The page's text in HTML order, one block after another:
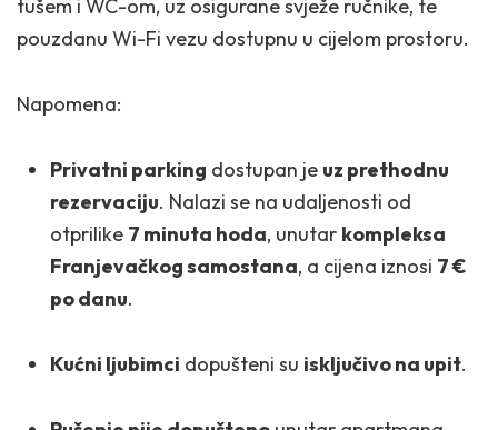
tušem i WC-om, uz osigurane svježe ručnike, te
pouzdanu Wi-Fi vezu dostupnu u cijelom prostoru.
Napomena:
Privatni parking dostupan je uz prethodnu
rezervaciju. Nalazi se na udaljenosti od
otprilike 7 minuta hoda, unutar kompleksa
Franjevačkog samostana, a cijena iznosi 7 €
po danu.
Kućni ljubimci dopušteni su isključivo na upit.